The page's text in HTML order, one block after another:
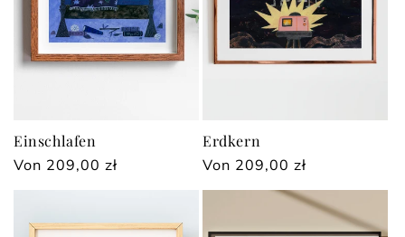
Einschlafen
Normaler
Von 209,00 zł
Erdkern
Normaler
Von 209,00 zł